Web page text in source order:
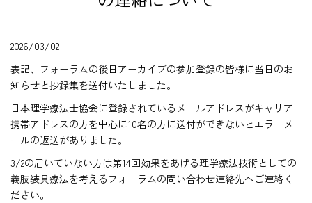
2026/03/02
表記、フォーラムの後日アーカイブの参加登録の皆様に当日のお
知らせと抄録集を送付いたしました。
日本理学療法士協会に登録されているメールアドレスがキャリア
携帯アドレスの方を中心に10名の方に送付ができないとエラーメ
ールの返送がありました。
3/2の届いていない方は第14回効果をあげる理学療法技術としての
義肢装具療法を考えるフォーラムの問い合わせ連絡先へご連絡く
ださい。